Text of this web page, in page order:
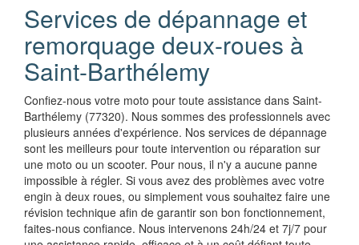
Services de dépannage et
remorquage deux-roues à
Saint-Barthélemy
Confiez-nous votre moto pour toute assistance dans Saint-
Barthélemy (77320). Nous sommes des professionnels avec
plusieurs années d'expérience. Nos services de dépannage
sont les meilleurs pour toute intervention ou réparation sur
une moto ou un scooter. Pour nous, il n'y a aucune panne
impossible à régler. Si vous avez des problèmes avec votre
engin à deux roues, ou simplement vous souhaitez faire une
révision technique afin de garantir son bon fonctionnement,
faites-nous confiance. Nous intervenons 24h/24 et 7j/7 pour